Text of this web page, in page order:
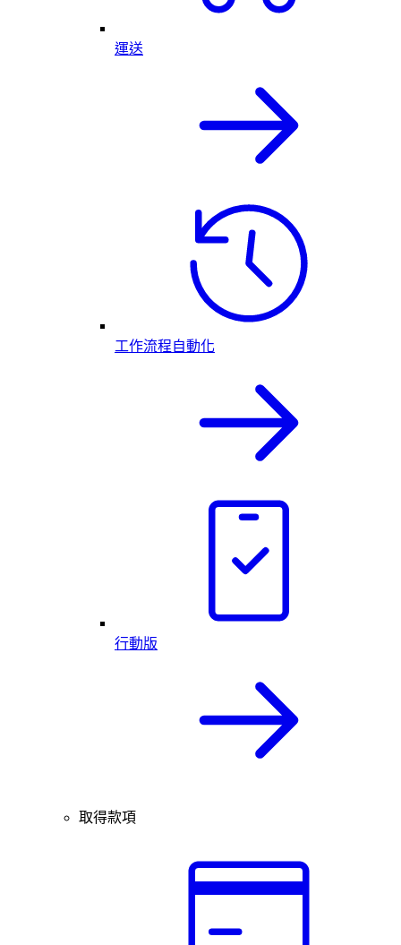
運送
工作流程自動化
行動版
取得款項